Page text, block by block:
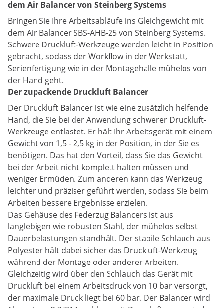
dem Air Balancer von Steinberg Systems
Bringen Sie Ihre Arbeitsabläufe ins Gleichgewicht mit
dem Air Balancer SBS-AHB-25 von Steinberg Systems.
Schwere Druckluft-Werkzeuge werden leicht in Position
gebracht, sodass der Workflow in der Werkstatt,
Serienfertigung wie in der Montagehalle mühelos von
der Hand geht.
Der zupackende Druckluft Balancer
Der Druckluft Balancer ist wie eine zusätzlich helfende
Hand, die Sie bei der Anwendung schwerer Druckluft-
Werkzeuge entlastet. Er hält Ihr Arbeitsgerät mit einem
Gewicht von 1,5 - 2,5 kg in der Position, in der Sie es
benötigen. Das hat den Vorteil, dass Sie das Gewicht
bei der Arbeit nicht komplett halten müssen und
weniger Ermüden. Zum anderen kann das Werkzeug
leichter und präziser geführt werden, sodass Sie beim
Arbeiten bessere Ergebnisse erzielen.
Das Gehäuse des Federzug Balancers ist aus
langlebigen wie robusten Stahl, der mühelos selbst
Dauerbelastungen standhält. Der stabile Schlauch aus
Polyester hält dabei sicher das Druckluft-Werkzeug
während der Montage oder anderer Arbeiten.
Gleichzeitig wird über den Schlauch das Gerät mit
Druckluft bei einem Arbeitsdruck von 10 bar versorgt,
der maximale Druck liegt bei 60 bar. Der Balancer wird